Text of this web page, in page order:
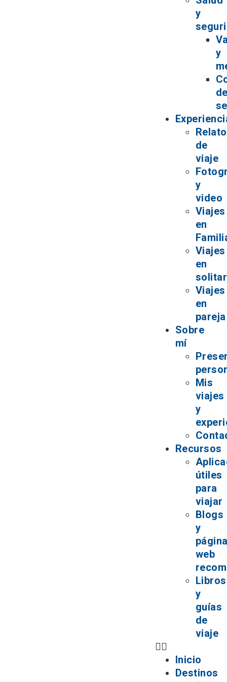
y
y
de
viaje
y
video
Viajes
en
Viajes
en
Viajes
en
pareja
Sobre
mí
Mis
viajes
y
Recursos
útiles
para
viajar
Blogs
y
web
Libros
y
guías
de
viaje
Inicio
Destinos